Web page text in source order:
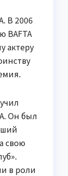
В 2006
BAFTA
актеру
Он был
свою
в роли